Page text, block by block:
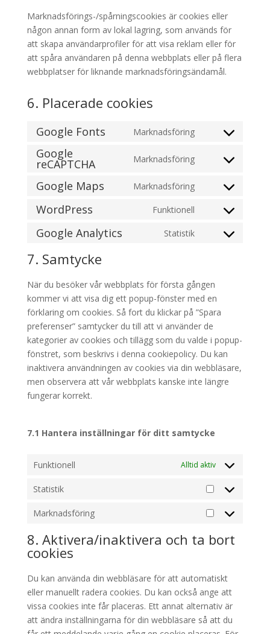
Marknadsförings-/spårningscookies är cookies eller
någon annan form av lokal lagring, som används för
att skapa användarprofiler för att visa reklam eller för
att spåra användaren på denna webbplats eller på flera
webbplatser för liknande marknadsföringsändamål.
6. Placerade cookies
Google Fonts Marknadsföring
Consent
service
Google
reCAPTCHA Marknadsföring
Consent
service
google-
Google Maps Marknadsföring
Consent
google-
WordPress Funktionell
Consent
Google Analytics Statistik
Consent
google-
analytics
7. Samtycke
När du besöker vår webbplats för första gången
kommer vi att visa dig ett popup-fönster med en
förklaring om cookies. Så fort du klickar på ”Spara
preferenser” samtycker du till att vi använder de
kategorier av cookies och tillägg som du valde i popup-
fönstret, som beskrivs i denna cookiepolicy. Du kan
inaktivera användningen av cookies via din webbläsare,
men observera att vår webbplats kanske inte längre
fungerar korrekt.
7.1 Hantera inställningar för ditt samtycke
Funktionell Alltid aktiv
Statistik
Statistik
Marknadsföring
8. Aktivera/inaktivera och ta bort
cookies
Du kan använda din webbläsare för att automatiskt
eller manuellt radera cookies. Du kan också ange att
vissa cookies inte får placeras. Ett annat alternativ är
att ändra inställningarna för din webbläsare så att du